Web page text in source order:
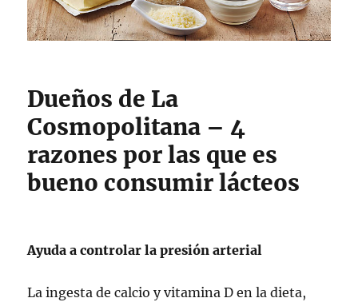
Dueños de La
Cosmopolitana – 4
razones por las que es
bueno consumir lácteos
Ayuda a controlar la presión arterial
La ingesta de calcio y vitamina D en la dieta,